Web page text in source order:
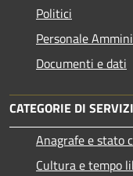
Politici
Personale
Documenti e dati
CATEGORIE DI
Anagrafe e stato
Cultura e tempo